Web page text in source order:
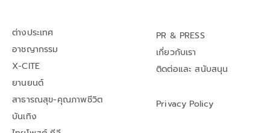
ต่างประเทศ
อาชญากรรม
X-CITE
ยานยนต์
สาธารณสุข-คุณภาพชีวิต
บันเทิง
PR & PRESS
เกี่ยวกับเรา
ติดต่อและ สนับสนุน
Privacy Policy